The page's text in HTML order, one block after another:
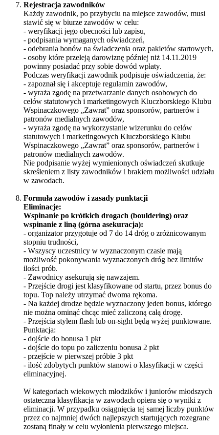
Rejestracja zawodników
Każdy zawodnik, po przybyciu na miejsce zawodów, musi
stawić się w biurze zawodów w celu:
- weryfikacji jego obecności lub zapisu,
- podpisania wymaganych oświadczeń,
- odebrania bonów na świadczenia oraz pakietów startowych,
- osoby które przeleją darowiznę później niż 14.11.2019
powinny posiadać przy sobie dowód wpłaty.
Podczas weryfikacji zawodnik podpisuje oświadczenia, że:
- zapoznał się i akceptuje regulamin zawodów,
- wyraża zgodę na przetwarzanie danych osobowych do
celów statutowych i marketingowych Kluczborskiego Klubu
Wspinaczkowego „Zawrat” oraz sponsorów, partnerów i
patronów medialnych zawodów,
- wyraża zgodę na wykorzystanie wizerunku do celów
statutowych i marketingowych Kluczborskiego Klubu
Wspinaczkowego „Zawrat” oraz sponsorów, partnerów i
patronów medialnych zawodów.
Nie podpisanie wyżej wymienionych oświadczeń skutkuje
skreśleniem z listy zawodników i brakiem możliwości udziału
w zawodach.
Formuła zawodów i zasady punktacji
Eliminacje:
Wspinanie po krótkich drogach (bouldering) oraz
wspinanie z liną (górna asekuracja):
- organizator przygotuje od 7 do 14 dróg o zróżnicowanym
stopniu trudności,
- Wszyscy uczestnicy w wyznaczonym czasie mają
możliwość pokonywania wyznaczonych dróg bez limitów
ilości prób.
- Zawodnicy asekurują się nawzajem.
- Przejście drogi jest klasyfikowane od startu, przez bonus do
topu. Top należy utrzymać dwoma rękoma.
- Na każdej drodze będzie wyznaczony jeden bonus, którego
nie można ominąć chcąc mieć zaliczoną całą drogę.
- Przejścia stylem flash lub on-sight będą wyżej punktowane.
Punktacja:
- dojście do bonusa 1 pkt
- dojście do topu po zaliczeniu bonusa 2 pkt
- przejście w pierwszej próbie 3 pkt
- ilość zdobytych punktów stanowi o klasyfikacji w części
eliminacyjnej.
W kategoriach wiekowych młodzików i juniorów młodszych
ostateczna klasyfikacja w zawodach opiera się o wyniki z
eliminacji. W przypadku osiągnięcia tej samej liczby punktów
przez co najmniej dwóch najlepszych startujących rozegrane
zostaną finały w celu wyłonienia pierwszego miejsca.